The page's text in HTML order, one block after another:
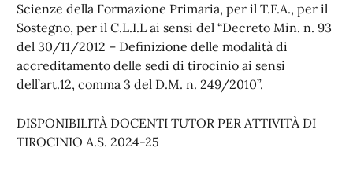
Scienze della Formazione Primaria, per il T.F.A., per il
Sostegno, per il C.L.I.L ai sensi del “Decreto Min. n. 93
del 30/11/2012 – Definizione delle modalità di
accreditamento delle sedi di tirocinio ai sensi
dell’art.12, comma 3 del D.M. n. 249/2010”.
DISPONIBILITÀ DOCENTI TUTOR PER ATTIVITÀ DI
TIROCINIO A.S. 2024-25